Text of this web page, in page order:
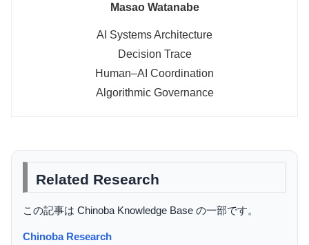
Masao Watanabe
AI Systems Architecture
Decision Trace
Human–AI Coordination
Algorithmic Governance
Related Research
この記事は Chinoba Knowledge Base の一部です。
Chinoba Research